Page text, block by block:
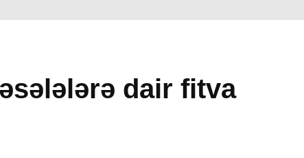
dair fitva